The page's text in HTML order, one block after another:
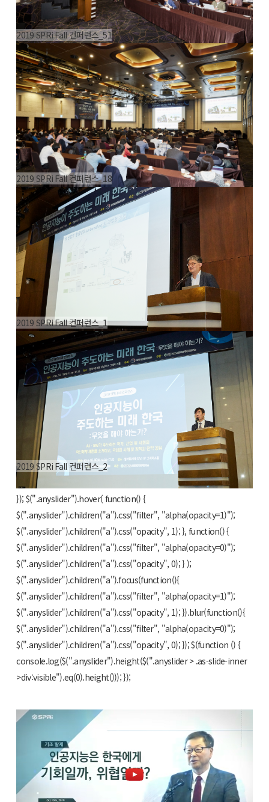
2019 SPRi Fall 컨퍼런스_51
2019 SPRi Fall 컨퍼런스_18
2019 SPRi Fall 컨퍼런스_1
2019 SPRi Fall 컨퍼런스_2
$(".anyslider").anyslider({ animation : "fade", showBullets : false
}); $(".anyslider").hover( function() {
$(".anyslider").children("a").css("filter", "alpha(opacity=1)");
$(".anyslider").children("a").css("opacity", 1); }, function() {
$(".anyslider").children("a").css("filter", "alpha(opacity=0)");
$(".anyslider").children("a").css("opacity", 0); } );
$(".anyslider").children("a").focus(function(){
$(".anyslider").children("a").css("filter", "alpha(opacity=1)");
$(".anyslider").children("a").css("opacity", 1); }).blur(function(){
$(".anyslider").children("a").css("filter", "alpha(opacity=0)");
$(".anyslider").children("a").css("opacity", 0); }); $(function () {
console.log($(".anyslider").height($(".anyslider > .as-slide-inner
>div:visible").eq(0).height())); });